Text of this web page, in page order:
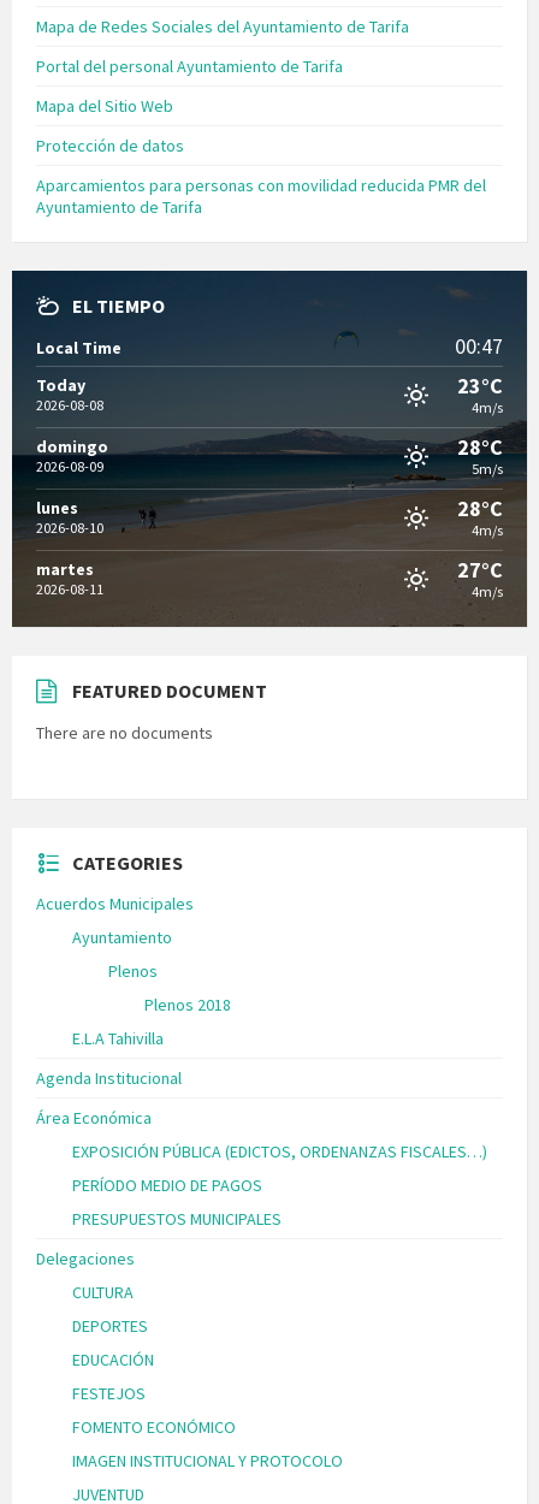
Mapa de Redes Sociales del Ayuntamiento de Tarifa
Portal del personal Ayuntamiento de Tarifa
Mapa del Sitio Web
Protección de datos
Aparcamientos para personas con movilidad reducida PMR del
Ayuntamiento de Tarifa
EL TIEMPO
Local Time 00:47
Today
2026-08-08
23°C
4m/s
domingo
2026-08-09
28°C
5m/s
lunes
2026-08-10
28°C
4m/s
martes
2026-08-11
27°C
4m/s
FEATURED DOCUMENT
There are no documents
CATEGORIES
Acuerdos Municipales
Ayuntamiento
Plenos
Plenos 2018
E.L.A Tahivilla
Agenda Institucional
Área Económica
EXPOSICIÓN PÚBLICA (EDICTOS, ORDENANZAS FISCALES…)
PERÍODO MEDIO DE PAGOS
PRESUPUESTOS MUNICIPALES
Delegaciones
CULTURA
DEPORTES
EDUCACIÓN
FESTEJOS
FOMENTO ECONÓMICO
IMAGEN INSTITUCIONAL Y PROTOCOLO
JUVENTUD